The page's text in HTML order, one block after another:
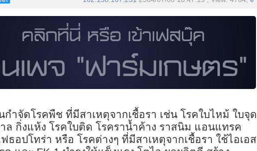
กำจัดโรคพืช ที่มีสาเหตุจากเชื้อรา เช่น โรคใบไหม้ ใบจุด
ล กิ่งแห้ง โรคใบติด โรคราน้ำค้าง ราสนิม แอนแทรค
ธอปโทร่า หรือ โรคต่างๆ ที่มีสาเหตุจากเชื้อรา ใช้ไอเอส